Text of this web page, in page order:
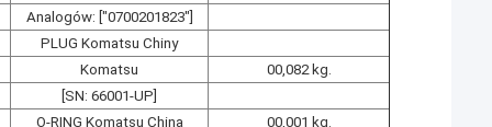
Analogów: ["0700201823"]
PLUG Komatsu Chiny
Komatsu
00,082 kg.
[SN: 66001-UP]
O-RING Komatsu China 00,001 kg.